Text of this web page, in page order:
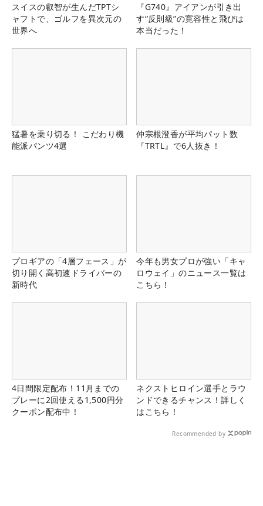
スイスの叡智が生んだTPTシ
ャフトで、ゴルフを異次元の
世界へ
『G740』アイアンが引き出
す“反則級”の寛容性と飛びは
本当だった！
猛暑を乗り切る！ こだわり機
能派パンツ4選
仲宗根澄香が平均パット数
『TRTL』で6人抜き！
プロギアの「4層フェース」が
切り開く高初速ドライバーの
新時代
今年も男女プロが強い「キャ
ロウェイ」のニュース一覧は
こちら！
4日間限定配布！11月までの
プレーに2回使える1,500円分
クーポン配布中！
ネクストヒロイン選手とラウ
ンドできるチャンス！詳しく
はこちら！
Recommended by